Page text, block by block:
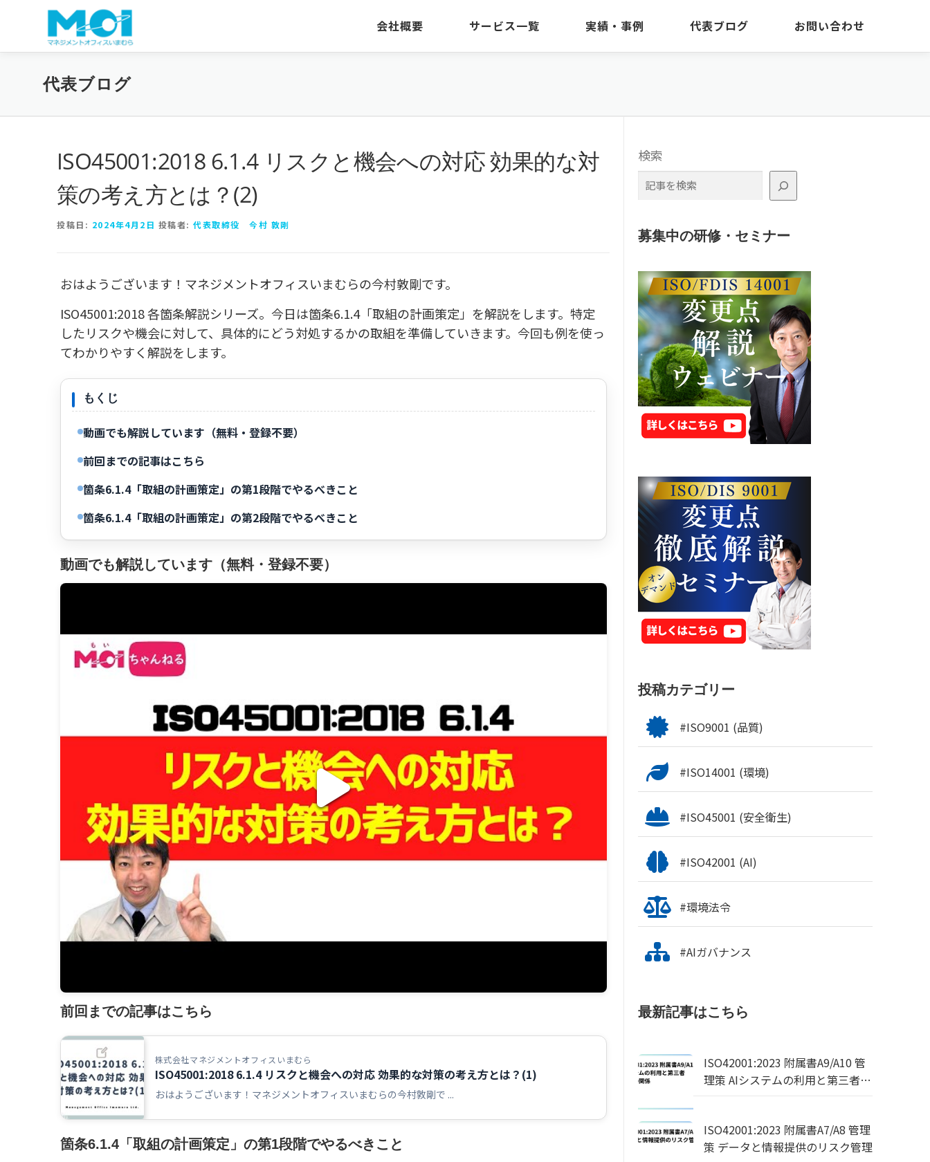
コンテンツへスキップ
会社概要 サービス一覧 実績・事例 代表ブログ お問い合わせ
代表ブログ
ISO45001:2018 6.1.4 リスクと機会への対応 効果的な対
策の考え方とは？(2)
投稿日: 2024年4月2日 投稿者: 代表取締役 今村 敦剛
おはようございます！マネジメントオフィスいまむらの今村敦剛です。
ISO45001:2018 各箇条解説シリーズ。今日は箇条6.1.4「取組の計画策定」を解説をします。特定
したリスクや機会に対して、具体的にどう対処するかの取組を準備していきます。今回も例を使っ
てわかりやすく解説をします。
もくじ
動画でも解説しています（無料・登録不要）
前回までの記事はこちら
箇条6.1.4「取組の計画策定」の第1段階でやるべきこと
箇条6.1.4「取組の計画策定」の第2段階でやるべきこと
動画でも解説しています（無料・登録不要）
前回までの記事はこちら
株式会社マネジメントオフィスいまむら
ISO45001:2018 6.1.4 リスクと機会への対応 効果的な対策の考え方とは？(1)
おはようございます！マネジメントオフィスいまむらの今村敦剛で ...
箇条6.1.4「取組の計画策定」の第1段階でやるべきこと
検索
募集中の研修・セミナー
投稿カテゴリー
#ISO9001 (品質)
#ISO14001 (環境)
#ISO45001 (安全衛生)
#ISO42001 (AI)
#環境法令
#AIガバナンス
最新記事はこちら
ISO42001:2023 附属書A9/A10 管
理策 AIシステムの利用と第三者・
ISO42001:2023 附属書A7/A8 管理
策 データと情報提供のリスク管理